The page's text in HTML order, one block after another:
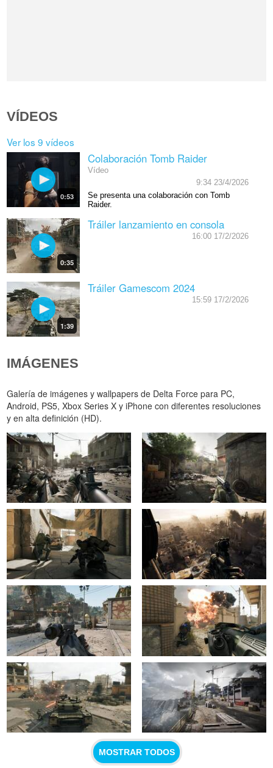
VÍDEOS
Ver los 9 vídeos
0:53
Colaboración Tomb Raider
Vídeo
9:34 23/4/2026
Se presenta una colaboración con Tomb
Raider.
0:35
Tráiler lanzamiento en consola
16:00 17/2/2026
1:39
Tráiler Gamescom 2024
15:59 17/2/2026
IMÁGENES
Galería de imágenes y wallpapers de Delta Force para PC,
Android, PS5, Xbox Series X y iPhone con diferentes resoluciones
y en alta definición (HD).
MOSTRAR TODOS